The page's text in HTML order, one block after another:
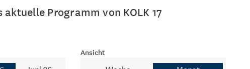
Programm von KOLK 17
Ansicht